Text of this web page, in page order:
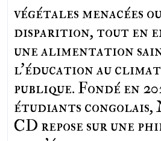
végétales menacées
disparition, tout en
une alimentation
l'éducation au
publique. Fondé en
étudiants
CD repose sur une